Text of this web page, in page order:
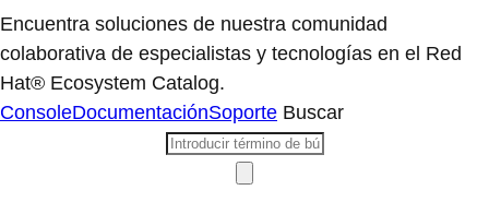
Encuentra soluciones de nuestra comunidad
colaborativa de especialistas y tecnologías en el Red
Hat® Ecosystem Catalog.
ConsoleDocumentaciónSoporte Buscar